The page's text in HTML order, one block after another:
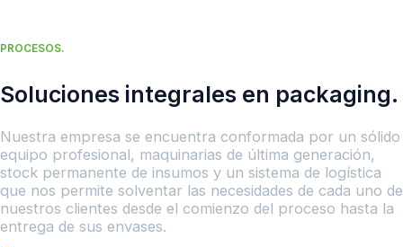
PROCESOS.
Soluciones integrales en packaging.
Nuestra empresa se encuentra conformada por un sólido
equipo profesional, maquinarias de última generación,
stock permanente de insumos y un sistema de logística
que nos permite solventar las necesidades de cada uno de
nuestros clientes desde el comienzo del proceso hasta la
entrega de sus envases.